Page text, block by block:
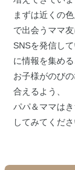
まずは近くの
で出会うママ
SNSを発信し
に情報を集める
お子様がのび
合えるよう、
パパ＆ママは
してみてくださ